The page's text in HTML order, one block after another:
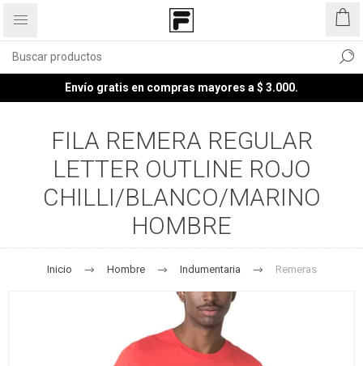
Envío gratis en compras mayores a $ 3.000.
FILA REMERA REGULAR
LETTER OUTLINE ROJO
CHILLI/BLANCO/MARINO
HOMBRE
Inicio Hombre Indumentaria Remeras